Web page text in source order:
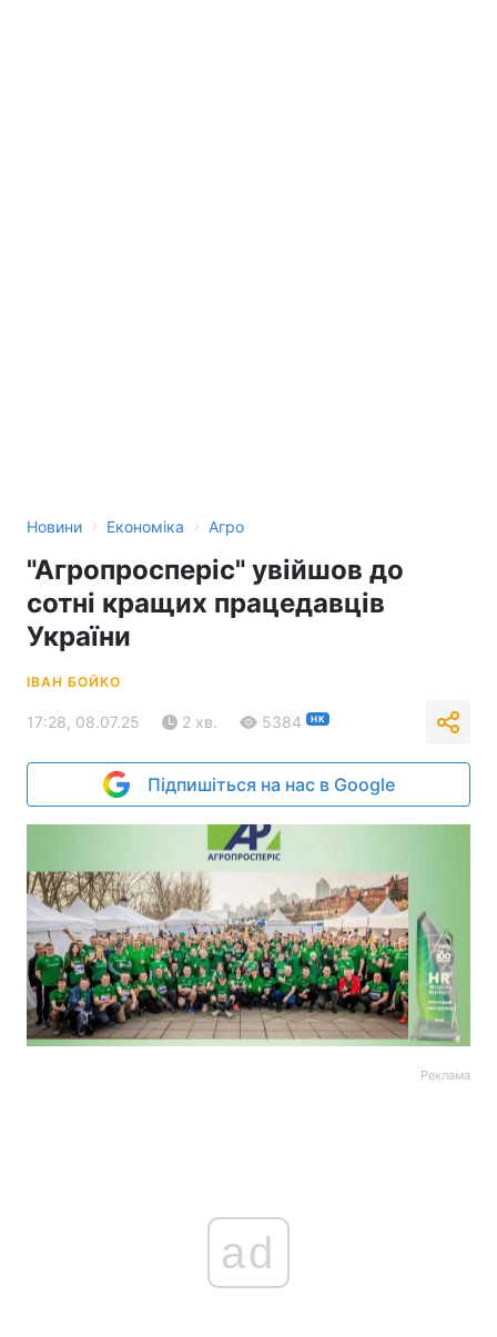
Новини › Економіка › Агро
"Агропросперіс" увійшов до
сотні кращих працедавців
України
ІВАН БОЙКО
17:28, 08.07.25 2 хв. 5384 НК
Підпишіться на нас в Google
Реклама
ad